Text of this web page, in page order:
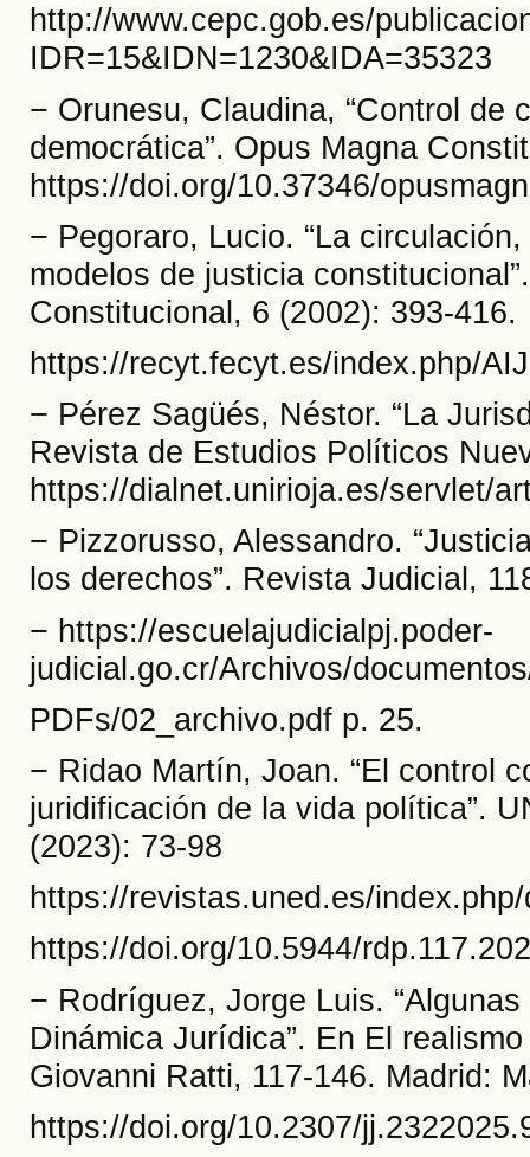
http://www.cepc.gob.es/
IDR=15&IDN=1230&IDA=35323
− Orunesu, Claudina, “Control de
democrática”. Opus Magna
https://doi.org/10.37346/
− Pegoraro, Lucio. “La
modelos de justicia
Constitucional, 6 (2002): 393-416.
https://recyt.fecyt.es/index.php/
− Pérez Sagüés, Néstor. “La
Revista de Estudios Políticos
https://dialnet.unirioja.es/servlet/
− Pizzorusso, Alessandro.
los derechos”. Revista Judicial,
− https://escuelajudicialpj.poder-
judicial.go.cr/Archivos/
PDFs/02_archivo.pdf p. 25.
− Ridao Martín, Joan. “El control
juridificación de la vida política”.
(2023): 73-98
https://revistas.uned.es/
https://doi.org/10.5944/
− Rodríguez, Jorge Luis.
Dinámica Jurídica”. En El
Giovanni Ratti, 117-146. Madrid:
https://doi.org/10.2307/